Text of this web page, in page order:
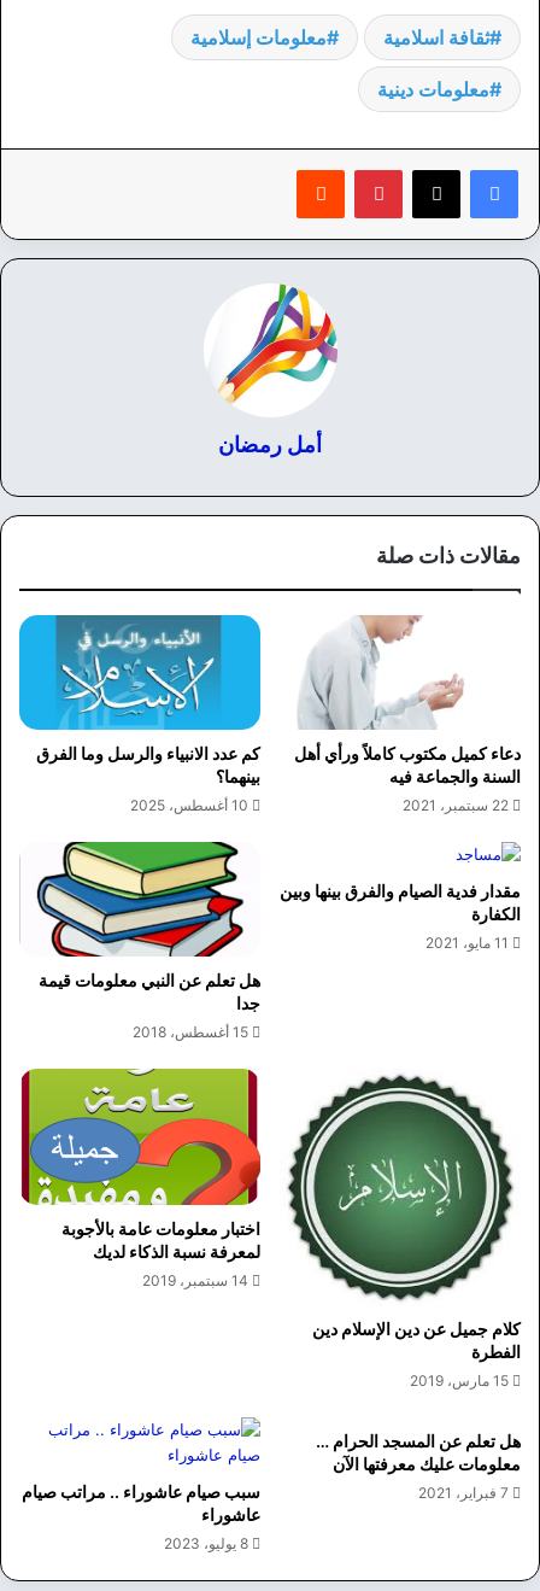
ثقافة اسلامية معلومات إسلامية
معلومات دينية
بينتيريست
أمل رمضان
مقالات ذات صلة
دعاء كميل مكتوب كاملاً ورأي أهل
السنة والجماعة فيه
22 سبتمبر، 2021
كم عدد الانبياء والرسل وما الفرق
بينهما؟
10 أغسطس، 2025
مقدار فدية الصيام والفرق بينها وبين
الكفارة
11 مايو، 2021
هل تعلم عن النبي معلومات قيمة
جدا
15 أغسطس، 2018
كلام جميل عن دين الإسلام دين
الفطرة
15 مارس، 2019
اختبار معلومات عامة بالأجوبة
لمعرفة نسبة الذكاء لديك
14 سبتمبر، 2019
هل تعلم عن المسجد الحرام …
معلومات عليك معرفتها الآن
7 فبراير، 2021
سبب صيام عاشوراء .. مراتب صيام
عاشوراء
8 يوليو، 2023